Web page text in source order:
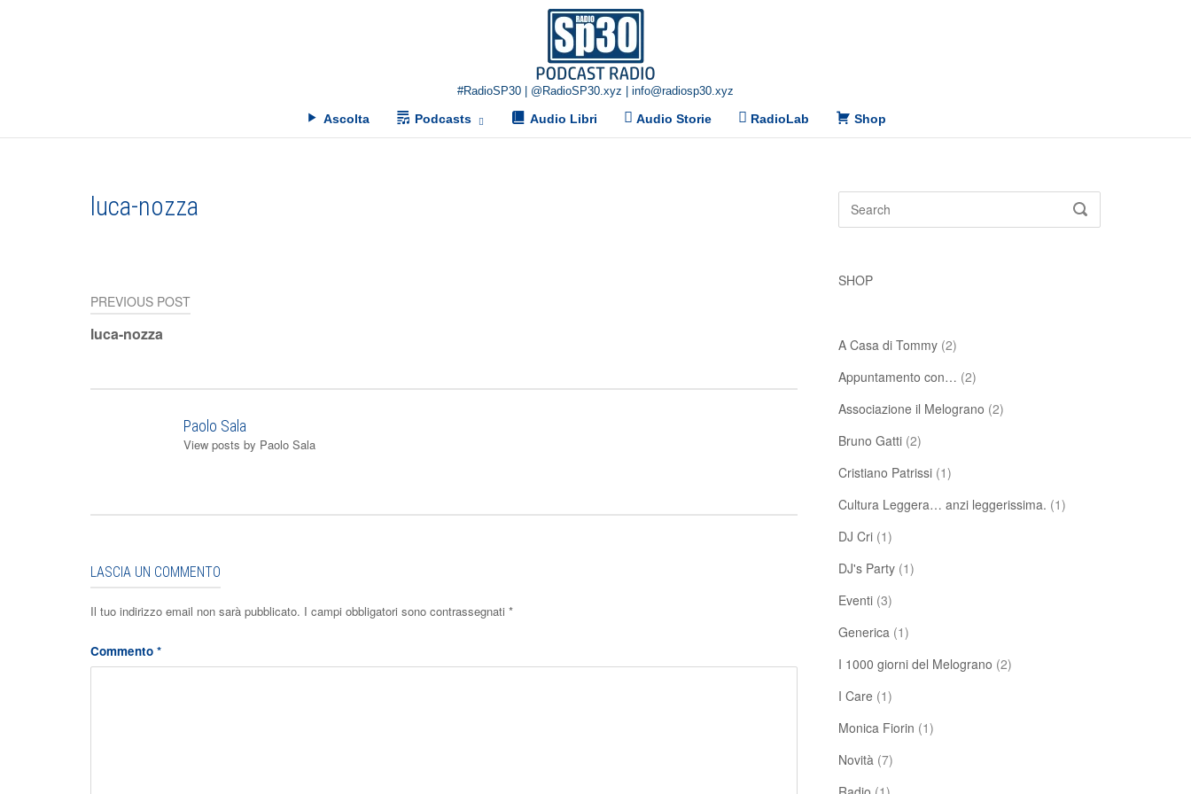
Home
#RadioSP30 | @RadioSP30.xyz | info@radiosp30.xyz
Ascolta Podcasts Audio Libri Audio Storie RadioLab Shop
luca-nozza
Navigazione
PREVIOUS POST
luca-nozza
Paolo Sala
View posts by Paolo Sala
LASCIA UN COMMENTO
Il tuo indirizzo email non sarà pubblicato. I campi obbligatori sono contrassegnati *
Commento *
Search
SEARCH
SHOP
A Casa di Tommy(2)
Appuntamento con… (2)
Associazione il Melograno (2)
Bruno Gatti(2)
Cristiano Patrissi(1)
Cultura Leggera… anzi leggerissima. (1)
DJ Cri(1)
DJ's Party(1)
Eventi(3)
Generica(1)
I 1000 giorni del Melograno (2)
I Care (1)
Monica Fiorin (1)
Novità(7)